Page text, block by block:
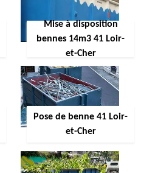
Mise à disposition
bennes 14m3 41 Loir-
et-Cher
Pose de benne 41 Loir-
et-Cher